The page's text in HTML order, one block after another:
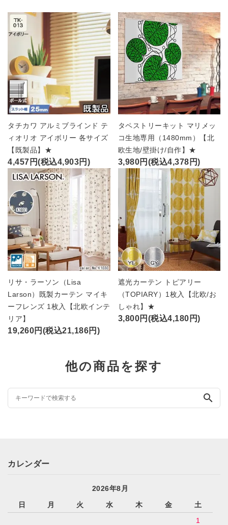
タチカワ アルミブラインド テ
ィオリオ アイボリー 各サイズ
【既製品】★
4,457円(税込4,903円)
タペストリーキット マリメッ
コ生地専用（1480mm）【北
欧生地/壁掛け/自作】★
3,980円(税込4,378円)
リサ・ラーソン（Lisa
Larson）既製カーテン マイキ
ーフレンズ 1枚入【北欧インテ
リア】
19,260円(税込21,186円)
遮光カーテン トピアリー
（TOPIARY）1枚入【北欧/お
しゃれ】★
3,800円(税込4,180円)
他の商品を探す
search
カレンダー
2026年8月
日
月 火 水 木 金
土
1